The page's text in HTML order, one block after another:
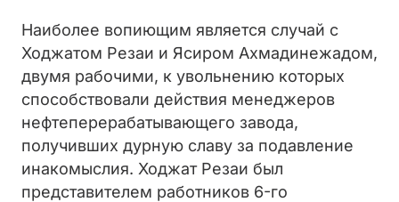
Наиболее вопиющим является случай с
Ходжатом Резаи и Ясиром Ахмадинежадом,
двумя рабочими, к увольнению которых
способствовали действия менеджеров
нефтеперерабатывающего завода,
получивших дурную славу за подавление
инакомыслия. Ходжат Резаи был
представителем работников 6-го